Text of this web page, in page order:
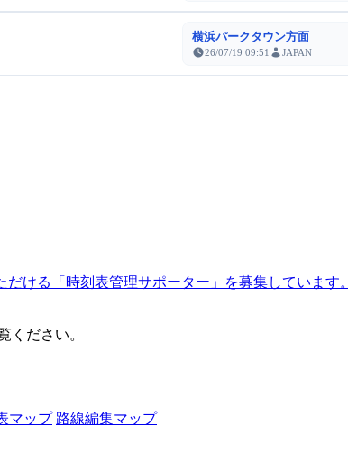
横浜パークタウン方面
26/07/19 09:51 JAPAN
ける「時刻表管理サポーター」を募集しています。
ください。
マップ 路線編集マップ